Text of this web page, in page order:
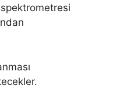
spektrometresi